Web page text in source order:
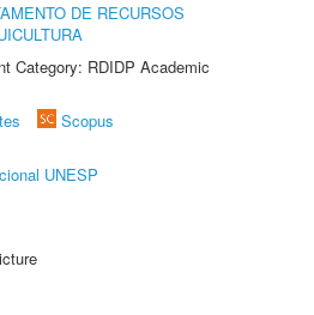
DE RECURSOS
Category: RDIDP Academic
Scopus
UNESP